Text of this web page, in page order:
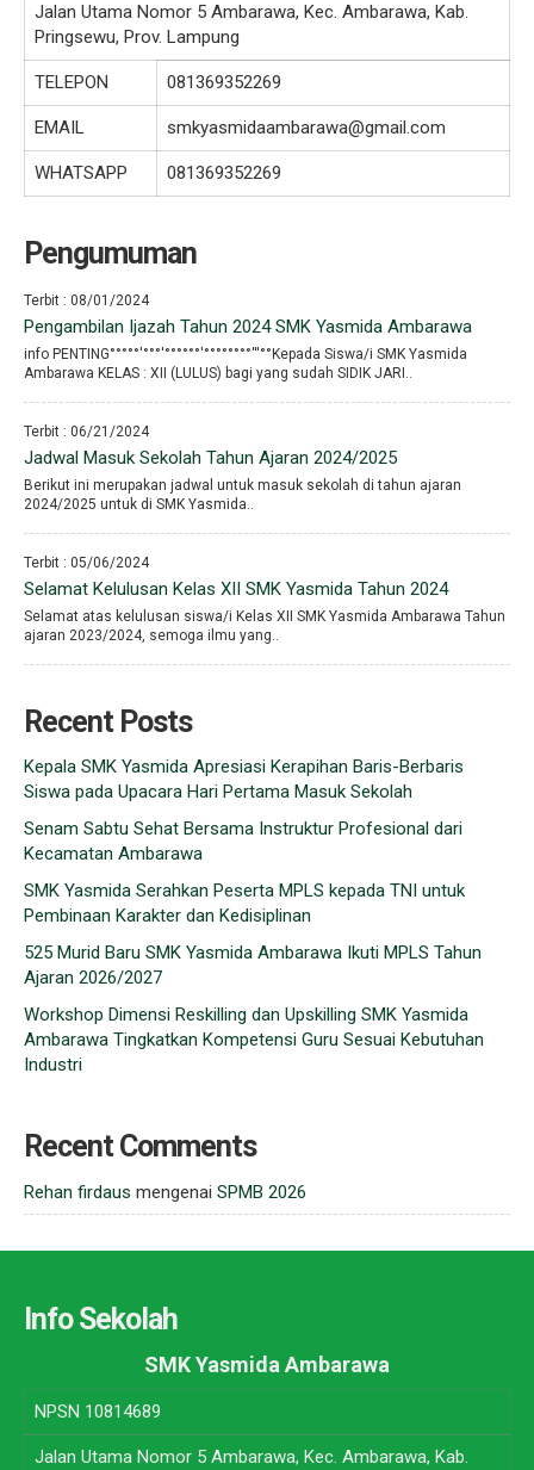
Jalan Utama Nomor 5 Ambarawa, Kec. Ambarawa, Kab.
Pringsewu, Prov. Lampung
TELEPON 081369352269
EMAIL smkyasmidaambarawa@gmail.com
WHATSAPP 081369352269
Pengumuman
Terbit : 08/01/2024
Pengambilan Ijazah Tahun 2024 SMK Yasmida Ambarawa
info PENTING°°°°°′°°°′°°°°°°′°°°°°°°°′′′°°Kepada Siswa/i SMK Yasmida
Ambarawa KELAS : XII (LULUS) bagi yang sudah SIDIK JARI..
Terbit : 06/21/2024
Jadwal Masuk Sekolah Tahun Ajaran 2024/2025
Berikut ini merupakan jadwal untuk masuk sekolah di tahun ajaran
2024/2025 untuk di SMK Yasmida..
Terbit : 05/06/2024
Selamat Kelulusan Kelas XII SMK Yasmida Tahun 2024
Selamat atas kelulusan siswa/i Kelas XII SMK Yasmida Ambarawa Tahun
ajaran 2023/2024, semoga ilmu yang..
Recent Posts
Kepala SMK Yasmida Apresiasi Kerapihan Baris-Berbaris
Siswa pada Upacara Hari Pertama Masuk Sekolah
Senam Sabtu Sehat Bersama Instruktur Profesional dari
Kecamatan Ambarawa
SMK Yasmida Serahkan Peserta MPLS kepada TNI untuk
Pembinaan Karakter dan Kedisiplinan
525 Murid Baru SMK Yasmida Ambarawa Ikuti MPLS Tahun
Ajaran 2026/2027
Workshop Dimensi Reskilling dan Upskilling SMK Yasmida
Ambarawa Tingkatkan Kompetensi Guru Sesuai Kebutuhan
Industri
Recent Comments
Rehan firdaus mengenai SPMB 2026
Info Sekolah
SMK Yasmida Ambarawa
NPSN 10814689
Jalan Utama Nomor 5 Ambarawa, Kec. Ambarawa, Kab.